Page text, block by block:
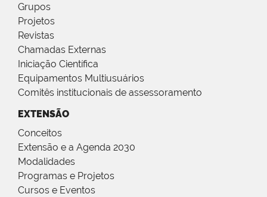
Grupos
Projetos
Revistas
Chamadas Externas
Iniciação Científica
Equipamentos Multiusuários
Comitês institucionais de assessoramento
EXTENSÃO
Conceitos
Extensão e a Agenda 2030
Modalidades
Programas e Projetos
Cursos e Eventos